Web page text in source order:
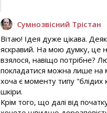
Сумнозвісний Трістан
Вітаю! Ідея дуже цікава.
яскравий. На мою думку, це
взялося, навіщо потрібне?
покладатися можна лише на
хоча є моменту типу
шкіри.
Крім того, що далі від